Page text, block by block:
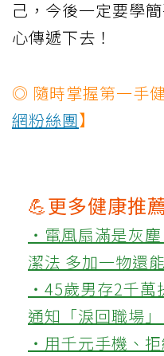
己，今後一定要學
心傳遞下去！
◎ 隨時掌握第一手
網粉絲團】
💪更多健康推
‧電風扇滿是灰
潔法 多加一物還
‧45歲男存2千萬
通知「淚回職場
‧用千元手機、